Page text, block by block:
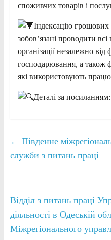
споживчих товарів і
Індексацію грошових
зобов’язані проводити
організації незалежно від
господарювання, а також
які використовують
Деталі за посиланням:
← Південне
служби з питань праці
Відділ з питань праці
діяльності в Одеській
Міжрегіонального